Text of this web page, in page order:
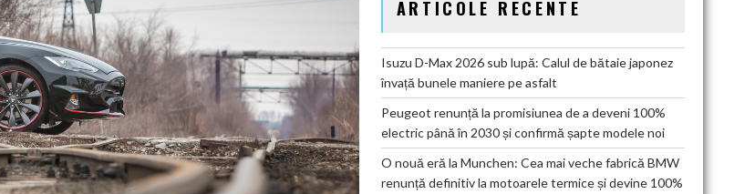
ARTICOLE RECENTE
Isuzu D-Max 2026 sub lupă: Calul de bătaie japonez
învață bunele maniere pe asfalt
Peugeot renunță la promisiunea de a deveni 100%
electric până în 2030 și confirmă șapte modele noi
O nouă eră la Munchen: Cea mai veche fabrică BMW
renunță definitiv la motoarele termice și devine 100%